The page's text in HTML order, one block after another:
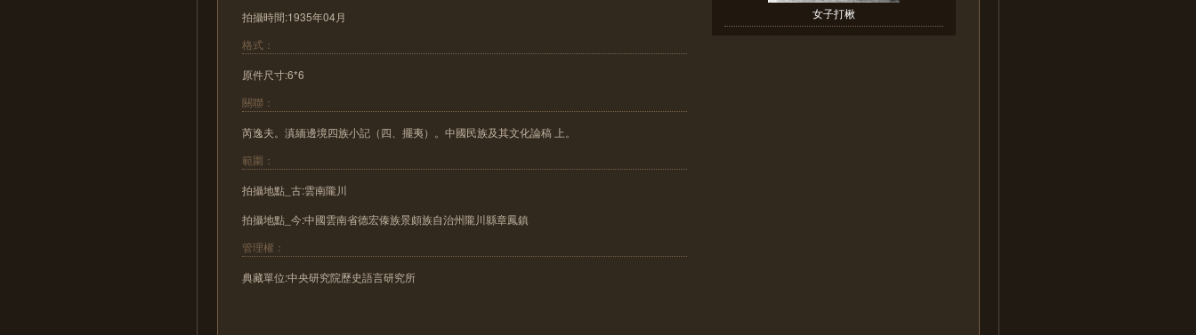
拍攝時間:1935年04月
格式：
原件尺寸:6*6
關聯：
芮逸夫。滇緬邊境四族小記（四、擺夷）。中國民族及其文化論稿 上。
範圍：
拍攝地點_古:雲南隴川
拍攝地點_今:中國雲南省德宏傣族景頗族自治州隴川縣章鳳鎮
管理權：
典藏單位:中央研究院歷史語言研究所
女子打楸